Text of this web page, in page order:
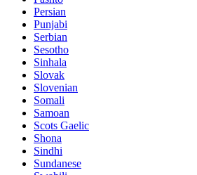
Persian
Punjabi
Serbian
Sesotho
Sinhala
Slovak
Slovenian
Somali
Samoan
Scots Gaelic
Shona
Sindhi
Sundanese